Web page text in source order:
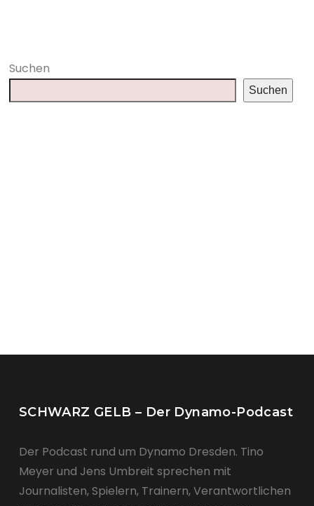
Suchen
Suchen
SCHWARZ GELB – Der Dynamo-Podcast
Der Podcast rund um Dynamo Dresden. Tino
Meyer und Jens Umbreit sprechen mit
Journalisten, Spielern, Trainern, Verantwortlichen